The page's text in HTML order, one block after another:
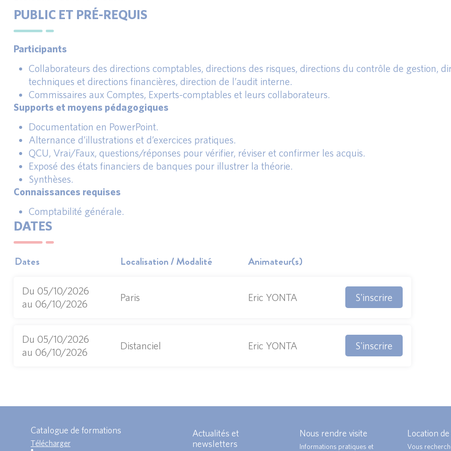
PUBLIC ET PRÉ-REQUIS
Participants
Collaborateurs des directions comptables, directions des risques, directions du contrôle de gestion,
techniques et directions financières, direction de l’audit interne.
Commissaires aux Comptes, Experts-comptables et leurs collaborateurs.
Supports et moyens pédagogiques
Documentation en PowerPoint.
Alternance d’illustrations et d’exercices pratiques.
QCU, Vrai/Faux, questions/réponses pour vérifier, réviser et confirmer les acquis.
Exposé des états financiers de banques pour illustrer la théorie.
Synthèses.
Connaissances requises
Comptabilité générale.
DATES
Dates Localisation / Modalité Animateur(s)
Du 05/10/2026
au 06/10/2026
Paris Eric YONTA S'inscrire
Du 05/10/2026
au 06/10/2026
Distanciel Eric YONTA S'inscrire
Catalogue de formations
Télécharger
Actualités et
newsletters
Nous rendre visite
Informations pratiques et
Location
Vous